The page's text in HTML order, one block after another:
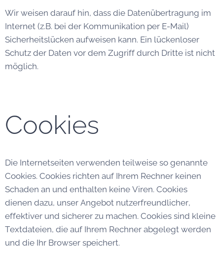
Wir weisen darauf hin, dass die Datenübertragung im
Internet (z.B. bei der Kommunikation per E-Mail)
Sicherheitslücken aufweisen kann. Ein lückenloser
Schutz der Daten vor dem Zugriff durch Dritte ist nicht
möglich.
Cookies
Die Internetseiten verwenden teilweise so genannte
Cookies. Cookies richten auf Ihrem Rechner keinen
Schaden an und enthalten keine Viren. Cookies
dienen dazu, unser Angebot nutzerfreundlicher,
effektiver und sicherer zu machen. Cookies sind kleine
Textdateien, die auf Ihrem Rechner abgelegt werden
und die Ihr Browser speichert.